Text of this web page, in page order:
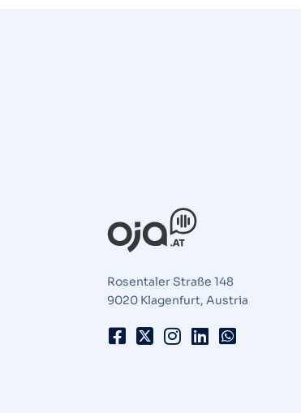
Rosentaler Straße 148
9020 Klagenfurt, Austria